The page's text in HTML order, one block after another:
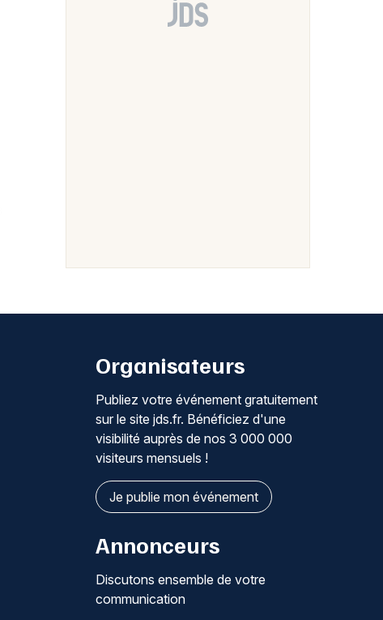
Organisateurs
Publiez votre événement gratuitement
sur le site jds.fr. Bénéficiez d'une
visibilité auprès de nos 3 000 000
visiteurs mensuels !
Je publie mon événement
Annonceurs
Discutons ensemble de votre
communication